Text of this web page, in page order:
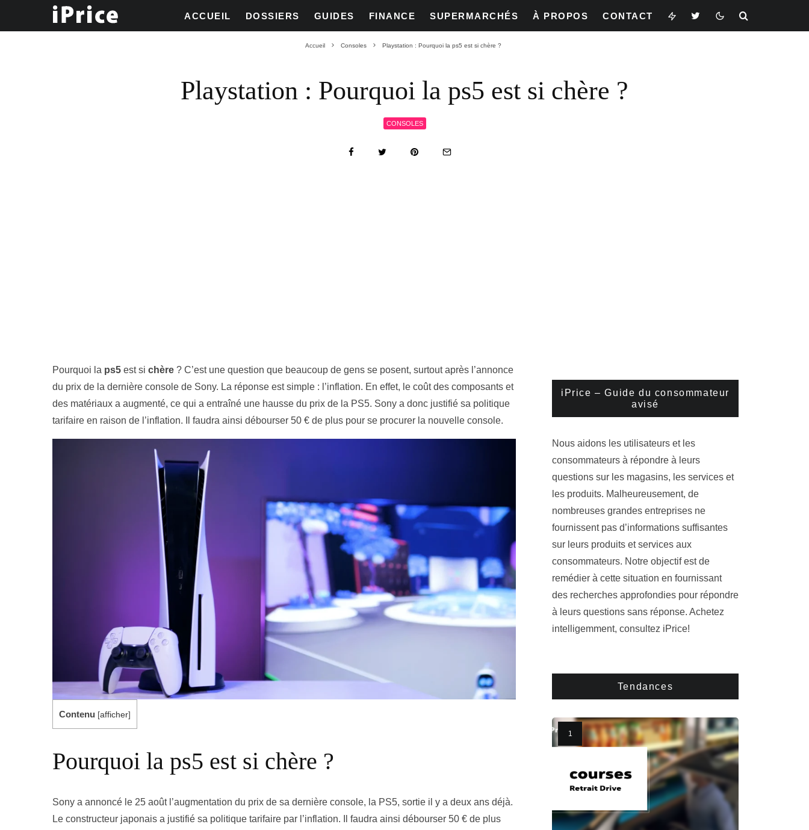
ACCUEIL DOSSIERS GUIDES FINANCE SUPERMARCHÉS À PROPOS CONTACT
Accueil Consoles Playstation : Pourquoi la ps5 est si chère ?
Playstation : Pourquoi la ps5 est si chère ?
CONSOLES
Pourquoi la ps5 est si chère ? C’est une question que beaucoup de gens se posent, surtout après l’annonce
du prix de la dernière console de Sony. La réponse est simple : l’inflation. En effet, le coût des composants et
des matériaux a augmenté, ce qui a entraîné une hausse du prix de la PS5. Sony a donc justifié sa politique
tarifaire en raison de l’inflation. Il faudra ainsi débourser 50 € de plus pour se procurer la nouvelle console.
Contenu [afficher]
Pourquoi la ps5 est si chère ?
Sony a annoncé le 25 août l’augmentation du prix de sa dernière console, la PS5, sortie il y a deux ans déjà.
Le constructeur japonais a justifié sa politique tarifaire par l’inflation. Il faudra ainsi débourser 50 € de plus
iPrice – Guide du consommateur
avisé
Nous aidons les utilisateurs et les
consommateurs à répondre à leurs
questions sur les magasins, les services et
les produits. Malheureusement, de
nombreuses grandes entreprises ne
fournissent pas d’informations suffisantes
sur leurs produits et services aux
consommateurs. Notre objectif est de
remédier à cette situation en fournissant
des recherches approfondies pour répondre
à leurs questions sans réponse. Achetez
intelligemment, consultez iPrice!
Tendances